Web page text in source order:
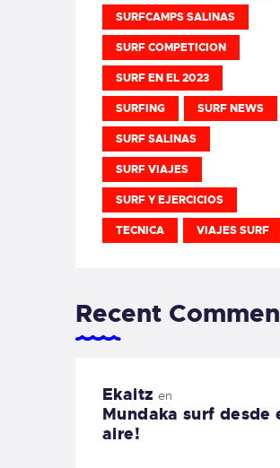
SURFCAMPS SALINAS
SURF COMPETICION
SURF EN EL 2023
SURFING SURF NEWS
SURF SALINAS
SURF VIAJES
SURF Y EJERCICIOS
TECNICA VIAJES SURF
Recent
Ekaitz en
Mundaka surf desde
aire!